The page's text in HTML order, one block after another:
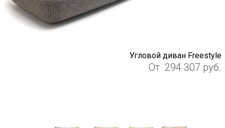
Угловой диван Freestyle
От 294 307 руб.